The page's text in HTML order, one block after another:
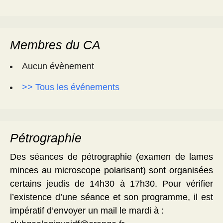
Membres du CA
Aucun évènement
>> Tous les événements
Pétrographie
Des séances de pétrographie (examen de lames
minces au microscope polarisant) sont organisées
certains jeudis de 14h30 à 17h30. Pour vérifier
l’existence d’une séance et son programme, il est
impératif d’envoyer un mail le mardi à :